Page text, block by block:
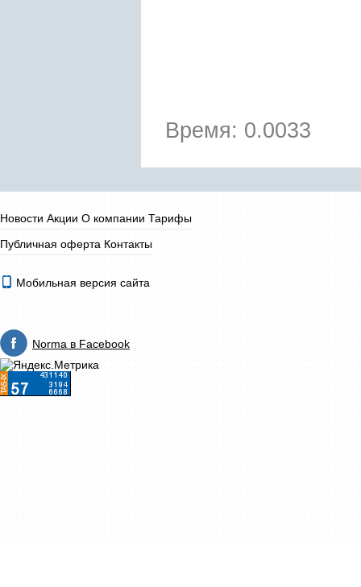
Время: 0.0033
Новости Акции О компании Тарифы
Публичная оферта Контакты
Мобильная версия сайта
Norma в Facebook